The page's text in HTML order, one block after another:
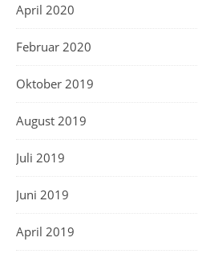
April 2020
Februar 2020
Oktober 2019
August 2019
Juli 2019
Juni 2019
April 2019